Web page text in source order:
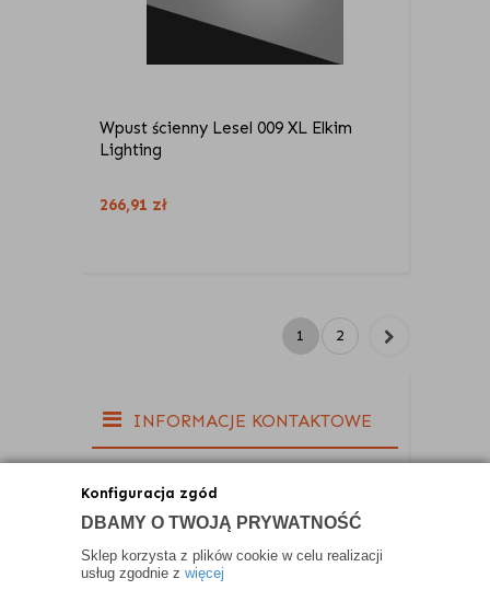
Konfiguracja zgód
DBAMY O TWOJĄ PRYWATNOŚĆ
Sklep korzysta z plików cookie w celu realizacji
usług zgodnie z więcej
Wpust ścienny Lesel 009 XL Elkim
Lighting
266,91 zł
1 2
INFORMACJE KONTAKTOWE